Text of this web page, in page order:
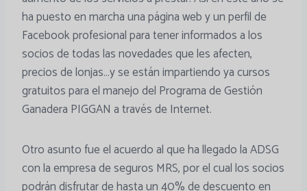
ha puesto en marcha una página web y un perfil de
Facebook profesional para tener informados a los
socios de todas las novedades que les afecten,
precios de lonjas…y se están impartiendo ya cursos
gratuitos para el manejo del Programa de Gestión
Ganadera PIGGAN a través de Internet.
Otro asunto fue el acuerdo al que ha llegado la ADSG
con la empresa de seguros MRS, por el cual los socios
podrán disfrutar de hasta un 40% de descuento en